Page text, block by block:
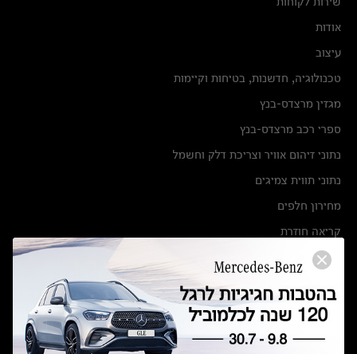
אודות
עיצוב
טכנולוגיה, חדשנות, בטיחות וקיימות
מגזין מרצדס-בנץ
ספרי רכב מרצדס-בנץ
נתוני זיהום אוויר וצריכת דלק וחשמל
נתוני תווית צמיגים
מחירון חלפים
קריאה חוזרת
הודעה על הטבות לרכבי מרצדס בהסדר פשרה בתצ 56447-02-19
תקנון ימי מכירות 120 לכלמוביל